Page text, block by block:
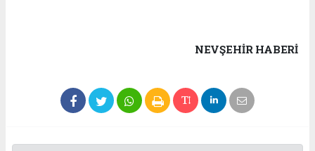
NEVŞEHIR HABERİ